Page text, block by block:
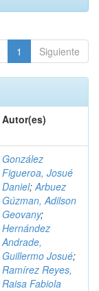
1 Siguiente
Autor(es)
González
Figueroa, Josué
Daniel;Arbuez
Gúzman, Adilson
Geovany;
Hernández
Andrade,
Guillermo Josué;
Ramírez Reyes,
Raisa Fabiola